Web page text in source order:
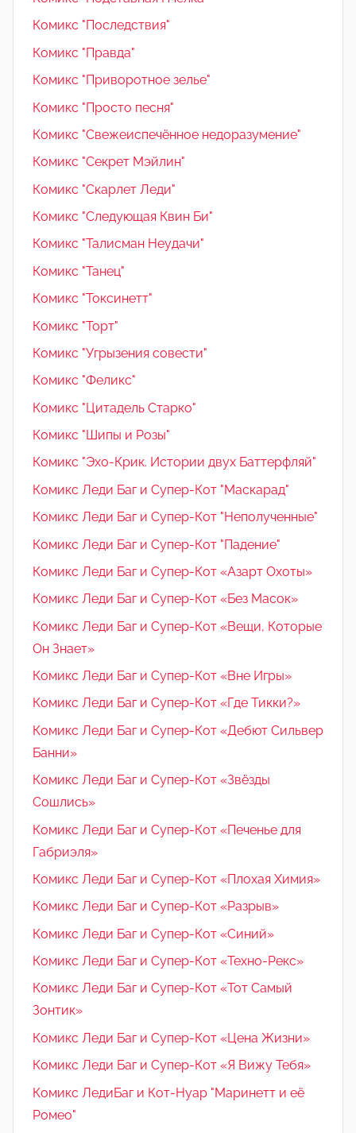
Комикс "Последствия"
Комикс "Правда"
Комикс "Приворотное зелье"
Комикс "Просто песня"
Комикс "Свежеиспечённое недоразумение"
Комикс "Секрет Мэйлин"
Комикс "Скарлет Леди"
Комикс "Следующая Квин Би"
Комикс "Талисман Неудачи"
Комикс "Танец"
Комикс "Токсинетт"
Комикс "Торт"
Комикс "Угрызения совести"
Комикс "Феликс"
Комикс "Цитадель Старко"
Комикс "Шипы и Розы"
Комикс "Эхо-Крик. Истории двух Баттерфляй"
Комикс Леди Баг и Супер-Кот "Маскарад"
Комикс Леди Баг и Супер-Кот "Неполученные"
Комикс Леди Баг и Супер-Кот "Падение"
Комикс Леди Баг и Супер-Кот «Азарт Охоты»
Комикс Леди Баг и Супер-Кот «Без Масок»
Комикс Леди Баг и Супер-Кот «Вещи, Которые
Он Знает»
Комикс Леди Баг и Супер-Кот «Вне Игры»
Комикс Леди Баг и Супер-Кот «Где Тикки?»
Комикс Леди Баг и Супер-Кот «Дебют Сильвер
Банни»
Комикс Леди Баг и Супер-Кот «Звёзды
Сошлись»
Комикс Леди Баг и Супер-Кот «Печенье для
Габриэля»
Комикс Леди Баг и Супер-Кот «Плохая Химия»
Комикс Леди Баг и Супер-Кот «Разрыв»
Комикс Леди Баг и Супер-Кот «Синий»
Комикс Леди Баг и Супер-Кот «Техно-Рекс»
Комикс Леди Баг и Супер-Кот «Тот Самый
Зонтик»
Комикс Леди Баг и Супер-Кот «Цена Жизни»
Комикс Леди Баг и Супер-Кот «Я Вижу Тебя»
Комикс ЛедиБаг и Кот-Нуар "Маринетт и её
Ромео"